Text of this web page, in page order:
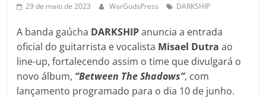
29 de maio de 2023 WarGodsPress DARKSHIP
A banda gaúcha DARKSHIPanuncia a entrada
oficial do guitarrista e vocalista Misael Dutraao
line-up, fortalecendo assim o time que divulgará o
novo álbum, “Between The Shadows”, com
lançamento programado para o dia 10 de junho.